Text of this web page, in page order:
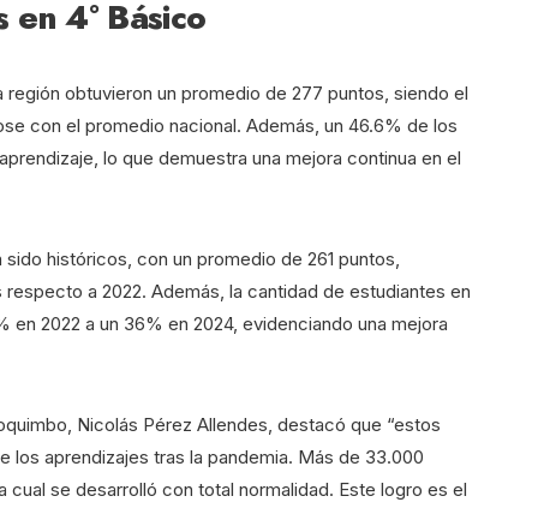
4° Básico
obtuvieron un promedio de 277 puntos, siendo el
con el promedio nacional. Además, un 46.6% de los
lo que demuestra una mejora continua en el
históricos, con un promedio de 261 puntos,
a 2022. Además, la cantidad de estudiantes en
en 2022 a un 36% en 2024, evidenciando una mejora
Nicolás Pérez Allendes, destacó que “estos
los aprendizajes tras la pandemia. Más de 33.000
cual se desarrolló con total normalidad. Este logro es el